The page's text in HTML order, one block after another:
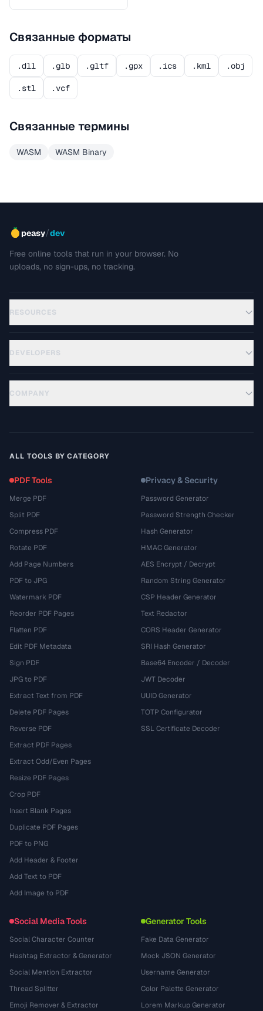
Связанные форматы
.dll .glb .gltf .gpx .ics .kml .obj
.stl .vcf
Связанные термины
WASM WASM Binary
peasy/dev
Free online tools that run in your browser. No
uploads, no sign-ups, no tracking.
RESOURCES
DEVELOPERS
COMPANY
ALL TOOLS BY CATEGORY
PDF Tools
Merge PDF
Split PDF
Compress PDF
Rotate PDF
Add Page Numbers
PDF to JPG
Watermark PDF
Reorder PDF Pages
Flatten PDF
Edit PDF Metadata
Sign PDF
JPG to PDF
Extract Text from PDF
Delete PDF Pages
Reverse PDF
Extract PDF Pages
Extract Odd/Even Pages
Resize PDF Pages
Crop PDF
Insert Blank Pages
Duplicate PDF Pages
PDF to PNG
Add Header & Footer
Add Text to PDF
Add Image to PDF
Privacy & Security
Password Generator
Password Strength Checker
Hash Generator
HMAC Generator
AES Encrypt / Decrypt
Random String Generator
CSP Header Generator
Text Redactor
CORS Header Generator
SRI Hash Generator
Base64 Encoder / Decoder
JWT Decoder
UUID Generator
TOTP Configurator
SSL Certificate Decoder
Social Media Tools
Social Character Counter
Hashtag Extractor & Generator
Social Mention Extractor
Thread Splitter
Emoji Remover & Extractor
Generator Tools
Fake Data Generator
Mock JSON Generator
Username Generator
Color Palette Generator
Lorem Markup Generator